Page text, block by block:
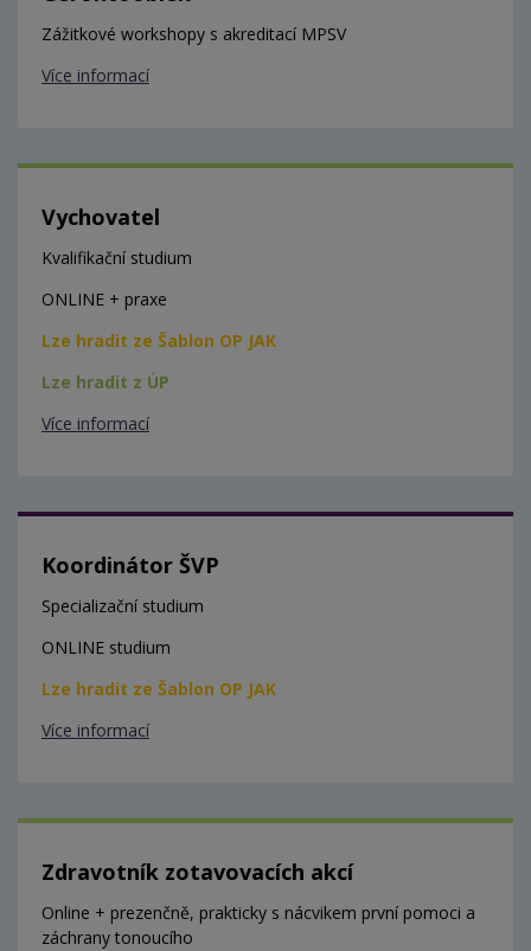
Zážitkové workshopy s akreditací MPSV
Více informací
Vychovatel
Kvalifikační studium
ONLINE + praxe
Lze hradit ze Šablon OP JAK
Lze hradit z ÚP
Více informací
Koordinátor ŠVP
Specializační studium
ONLINE studium
Lze hradit ze Šablon OP JAK
Více informací
Zdravotník zotavovacích akcí
Online + prezenčně, prakticky s nácvikem první pomoci a
záchrany tonoucího